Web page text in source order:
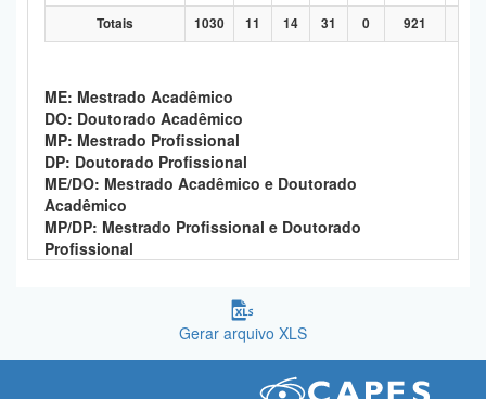
Totais 1030 11 14 31 0 921
ME: Mestrado Acadêmico
DO: Doutorado Acadêmico
MP: Mestrado Profissional
DP: Doutorado Profissional
ME/DO: Mestrado Acadêmico e Doutorado
Acadêmico
MP/DP: Mestrado Profissional e Doutorado
Profissional
Gerar arquivo XLS